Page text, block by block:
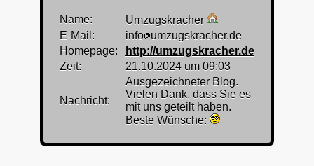
Name:
Umzugskracher
E-Mail:
info
umzugskracher.de
Homepage:
http://umzugskracher.de
Zeit:
21.10.2024 um 09:03
Nachricht:
Ausgezeichneter Blog.
Vielen Dank, dass Sie es
mit uns geteilt haben.
Beste Wünsche: